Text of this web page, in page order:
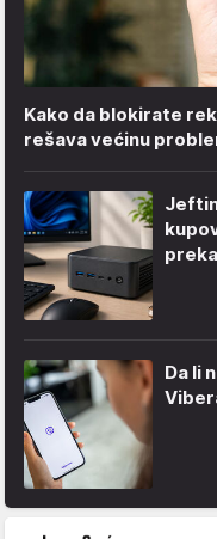
Kako da blokirate
rešava većinu
Da li